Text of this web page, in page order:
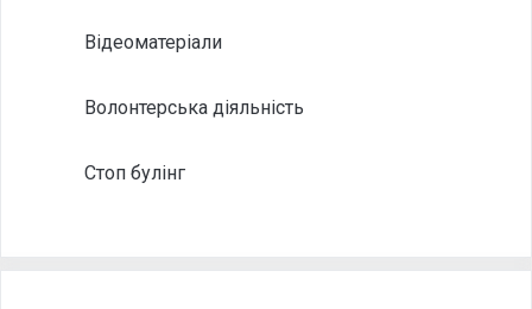
Відеоматеріали
Волонтерська діяльність
Стоп булінг